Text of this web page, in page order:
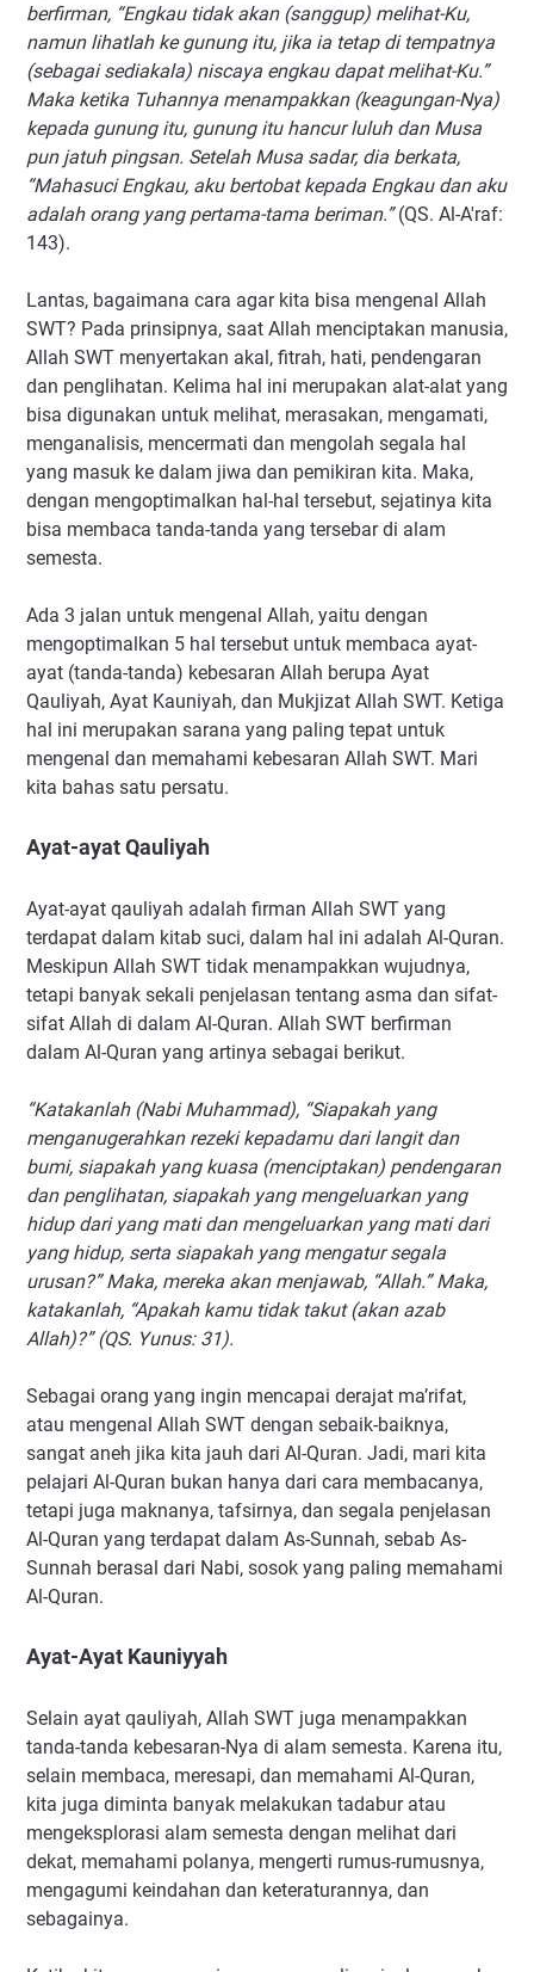
berfirman, “Engkau tidak akan (sanggup) melihat-Ku,
namun lihatlah ke gunung itu, jika ia tetap di tempatnya
(sebagai sediakala) niscaya engkau dapat melihat-Ku.”
Maka ketika Tuhannya menampakkan (keagungan-Nya)
kepada gunung itu, gunung itu hancur luluh dan Musa
pun jatuh pingsan. Setelah Musa sadar, dia berkata,
“Mahasuci Engkau, aku bertobat kepada Engkau dan aku
adalah orang yang pertama-tama beriman.”(QS. Al-A'raf:
143).
Lantas, bagaimana cara agar kita bisa mengenal Allah
SWT? Pada prinsipnya, saat Allah menciptakan manusia,
Allah SWT menyertakan akal, fitrah, hati, pendengaran
dan penglihatan. Kelima hal ini merupakan alat-alat yang
bisa digunakan untuk melihat, merasakan, mengamati,
menganalisis, mencermati dan mengolah segala hal
yang masuk ke dalam jiwa dan pemikiran kita. Maka,
dengan mengoptimalkan hal-hal tersebut, sejatinya kita
bisa membaca tanda-tanda yang tersebar di alam
semesta.
Ada 3 jalan untuk mengenal Allah, yaitu dengan
mengoptimalkan 5 hal tersebut untuk membaca ayat-
ayat (tanda-tanda) kebesaran Allah berupa Ayat
Qauliyah, Ayat Kauniyah, dan Mukjizat Allah SWT. Ketiga
hal ini merupakan sarana yang paling tepat untuk
mengenal dan memahami kebesaran Allah SWT. Mari
kita bahas satu persatu.
Ayat-ayat Qauliyah
Ayat-ayat qauliyah adalah firman Allah SWT yang
terdapat dalam kitab suci, dalam hal ini adalah Al-Quran.
Meskipun Allah SWT tidak menampakkan wujudnya,
tetapi banyak sekali penjelasan tentang asma dan sifat-
sifat Allah di dalam Al-Quran. Allah SWT berfirman
dalam Al-Quran yang artinya sebagai berikut.
“Katakanlah (Nabi Muhammad), “Siapakah yang
menganugerahkan rezeki kepadamu dari langit dan
bumi, siapakah yang kuasa (menciptakan) pendengaran
dan penglihatan, siapakah yang mengeluarkan yang
hidup dari yang mati dan mengeluarkan yang mati dari
yang hidup, serta siapakah yang mengatur segala
urusan?” Maka, mereka akan menjawab, “Allah.” Maka,
katakanlah, “Apakah kamu tidak takut (akan azab
Allah)?” (QS. Yunus: 31).
Sebagai orang yang ingin mencapai derajat ma’rifat,
atau mengenal Allah SWT dengan sebaik-baiknya,
sangat aneh jika kita jauh dari Al-Quran. Jadi, mari kita
pelajari Al-Quran bukan hanya dari cara membacanya,
tetapi juga maknanya, tafsirnya, dan segala penjelasan
Al-Quran yang terdapat dalam As-Sunnah, sebab As-
Sunnah berasal dari Nabi, sosok yang paling memahami
Al-Quran.
Ayat-Ayat Kauniyyah
Selain ayat qauliyah, Allah SWT juga menampakkan
tanda-tanda kebesaran-Nya di alam semesta. Karena itu,
selain membaca, meresapi, dan memahami Al-Quran,
kita juga diminta banyak melakukan tadabur atau
mengeksplorasi alam semesta dengan melihat dari
dekat, memahami polanya, mengerti rumus-rumusnya,
mengagumi keindahan dan keteraturannya, dan
sebagainya.